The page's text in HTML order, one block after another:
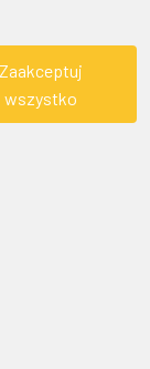
Zaakceptuj
wszystko